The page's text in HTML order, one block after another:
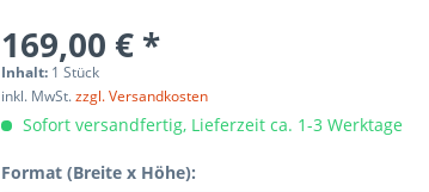
169,00 € *
Inhalt: 1 Stück
inkl. MwSt.zzgl. Versandkosten
Sofort versandfertig, Lieferzeit ca. 1-3 Werktage
Format (Breite x Höhe):